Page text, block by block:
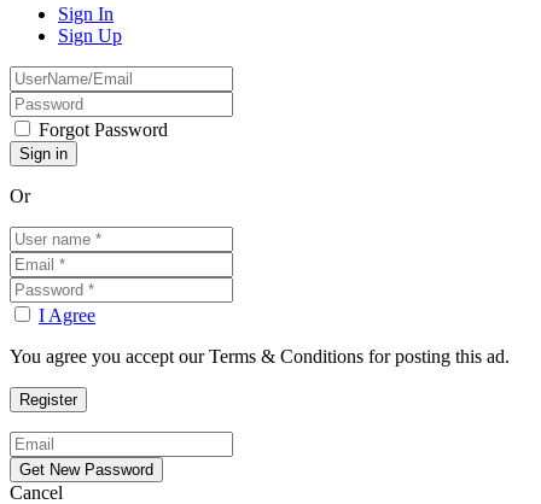
Sign In
Sign Up
Forgot Password
Or
I Agree
You agree you accept our Terms & Conditions for posting this ad.
Cancel